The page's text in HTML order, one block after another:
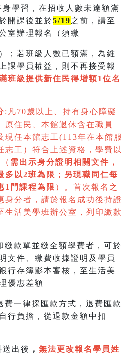
身學習，在招收人數未達額滿
開課後並於5/19之前，請至
室辦理報名（須繳
；若班級人數已額滿，為維
課學員權益，則不再接受報
班級提供新住民得增額1 位名
: 凡70歲以上、持有身心障礙
原住民、本館退休含在職員
現任本館志工(113年在本館服
志工）符合上述資格，學費以
需出示身分證明相關文件，
多以2班為限 ； 另現職同仁每
1門課程為限 ）。首次報名之
身分者，請於報名成功後持證
生活美學班辦公室，列印繳款
繳款單並繳全額學費者，可於
文件、繳費收據證明及學員
行存簿影本審核，至生活美
優惠差額
費一律採匯款方式，退費匯款
行負擔，從退款金額中扣
送出後 ， 無法更改報名學員姓